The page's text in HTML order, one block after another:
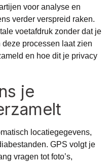
voor analyse en
verder verspreid raken.
voetafdruk zonder dat je
processen laat zien
en hoe dit je privacy
je
locatiegegevens,
GPS volgt je
vragen tot foto’s,